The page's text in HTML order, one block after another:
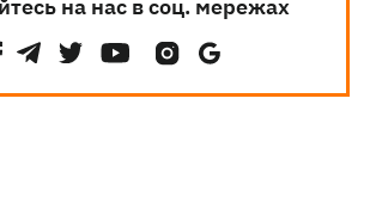
на нас в соц. мережах